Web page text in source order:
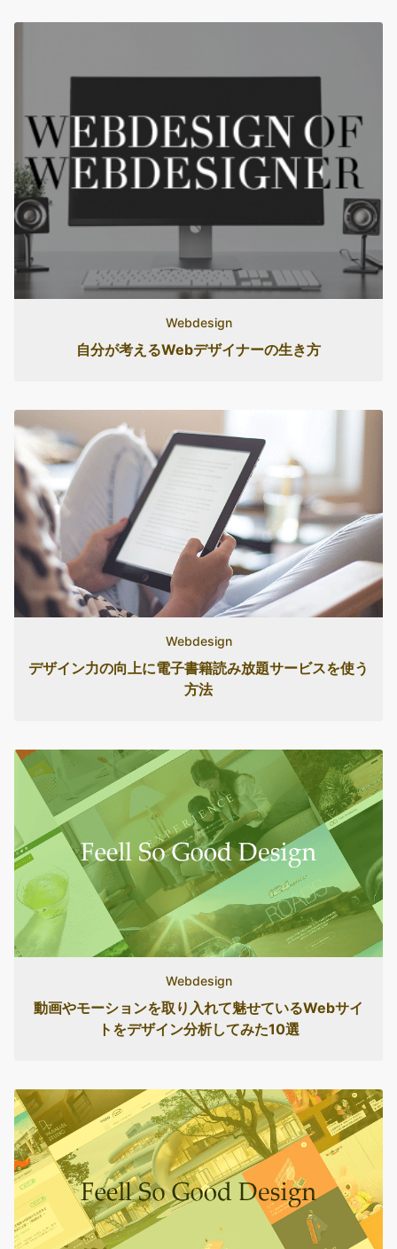
Webdesign
自分が考えるWebデザイナーの生き方
Webdesign
デザイン力の向上に電子書籍読み放題サービスを使う
方法
Webdesign
動画やモーションを取り入れて魅せているWebサイ
トをデザイン分析してみた10選